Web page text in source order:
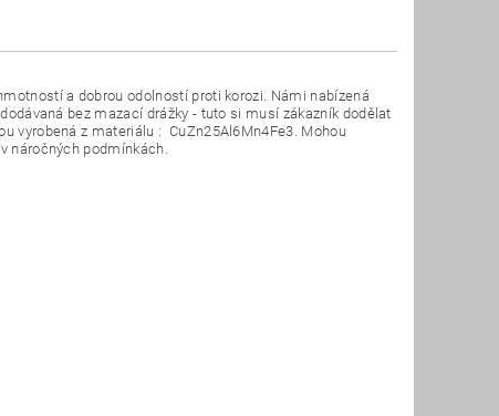
a dobrou odolností proti korozi. Námi nabízená
bez mazací drážky - tuto si musí zákazník dodělat
vyrobená z materiálu : CuZn25Al6Mn4Fe3. Mohou
náročných podmínkách.